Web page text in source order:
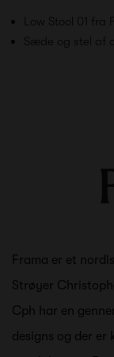
Low Stool 01 fra
Sæde og stel af
Frama er et
Strøyer
Cph har en
designs og der